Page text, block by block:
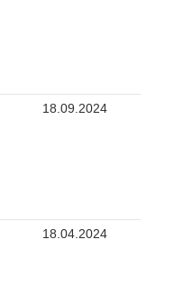
18.09.2024
18.04.2024